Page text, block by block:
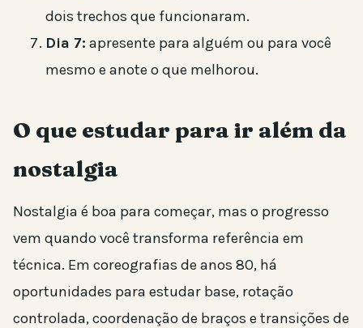
dois trechos que funcionaram.
Dia 7: apresente para alguém ou para você
mesmo e anote o que melhorou.
O que estudar para ir além da
nostalgia
Nostalgia é boa para começar, mas o progresso
vem quando você transforma referência em
técnica. Em coreografias de anos 80, há
oportunidades para estudar base, rotação
controlada, coordenação de braços e transições de